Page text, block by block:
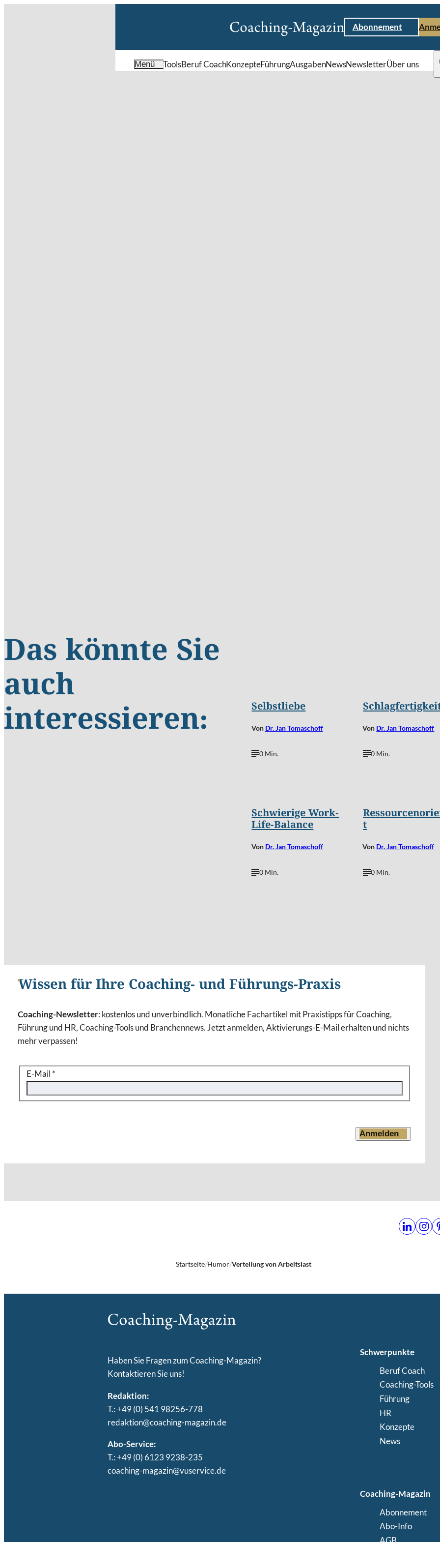
Abonnement
Menü ToolsBeruf CoachKonzepteFührungAusgabenNewsNewsletterÜber uns
Das könnte Sie
auch
interessieren:
Selbstliebe
Von Dr. Jan Tomaschoff
0 Min.
Von Dr. Jan Tomaschoff
0 Min.
Schwierige Work-
Life-Balance
Von Dr. Jan Tomaschoff
0 Min.
t
Von Dr. Jan Tomaschoff
0 Min.
Wissen für Ihre Coaching- und Führungs-Praxis
Coaching-Newsletter: kostenlos und unverbindlich. Monatliche Fachartikel mit Praxistipps für Coaching,
Führung und HR, Coaching-Tools und Branchennews. Jetzt anmelden, Aktivierungs-E-Mail erhalten und nichts
mehr verpassen!
E-Mail *
Anmelden
Startseite Humor Verteilung von Arbeitslast
Haben Sie Fragen zum Coaching-Magazin?
Kontaktieren Sie uns!
Redaktion:
T.: +49 (0) 541 98256-778
redaktion@coaching-magazin.de
Abo-Service:
T.: +49 (0) 6123 9238-235
coaching-magazin@vuservice.de
Schwerpunkte
Beruf Coach
Coaching-Tools
Führung
HR
Konzepte
News
Coaching-Magazin
Abonnement
Abo-Info